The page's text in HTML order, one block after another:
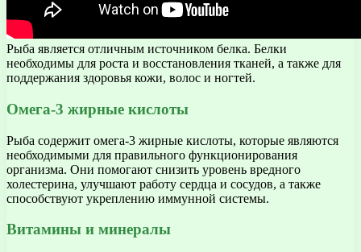
Рыба является отличным источником белка. Белки
необходимы для роста и восстановления тканей, а также для
поддержания здоровья кожи, волос и ногтей.
Омега-3 жирные кислоты
Рыба содержит омега-3 жирные кислоты, которые являются
необходимыми для правильного функционирования
организма. Они помогают снизить уровень вредного
холестерина, улучшают работу сердца и сосудов, а также
способствуют укреплению иммунной системы.
Витамины и минералы